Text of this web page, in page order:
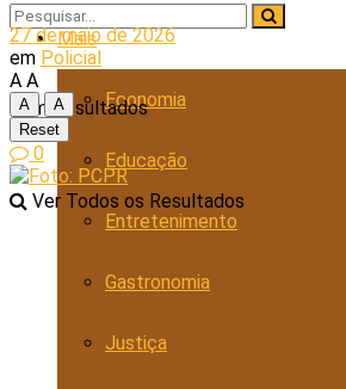
Mais
Economia
Educação
Entretenimento
Gastronomia
Justiça
Sem Resultados
Ver Todos os Resultados
27 de maio de 2026
em Policial
A A
A
A
Reset
0